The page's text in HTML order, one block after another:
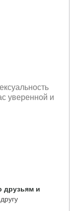
уверенной и
друзьям и